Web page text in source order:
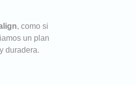
, como si
un plan
duradera.